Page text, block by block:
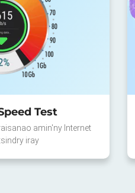
Test
amin'ny Internet
iray